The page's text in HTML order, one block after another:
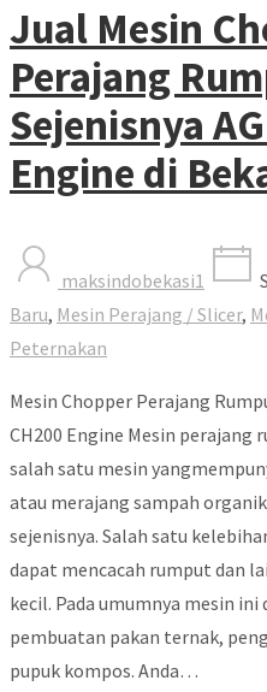
Jual Mesin
Perajang
Sejenisnya
Engine di
maksindobekasi1
Baru, Mesin Perajang / Slicer,
Peternakan
Mesin Chopper Perajang
CH200 Engine Mesin perajang
salah satu mesin
atau merajang sampah
sejenisnya. Salah satu
dapat mencacah rumput dan
kecil. Pada umumnya mesin
pembuatan pakan ternak,
pupuk kompos. Anda…